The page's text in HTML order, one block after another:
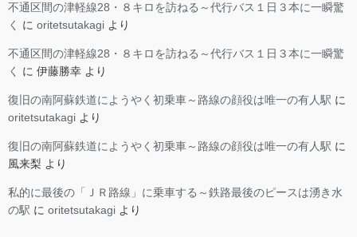
不通区間の津軽線28・８キロを訪ねる～代行バス１日３本に一瞬驚
く
に oritetsutakagi より
不通区間の津軽線28・８キロを訪ねる～代行バス１日３本に一瞬驚
く
に 伊藤勝幸 より
復旧の南阿蘇鉄道にようやく初乗車～路線の顔役は唯一の有人駅 に
oritetsutakagi より
復旧の南阿蘇鉄道にようやく初乗車～路線の顔役は唯一の有人駅 に
風来梨 より
私的に最後の「ＪＲ路線」に乗車する～鉄路最後のピースは湧き水
の駅 に oritetsutakagi より